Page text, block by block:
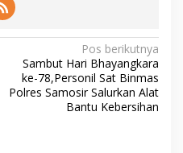
Pos berikutnya
Sambut Hari Bhayangkara
ke-78,Personil Sat Binmas
Polres Samosir Salurkan Alat
Bantu Kebersihan